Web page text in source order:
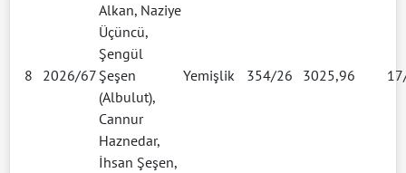
8 2026/67
Alkan, Naziye
Üçüncü,
Şengül
Şeşen
(Albulut),
Cannur
Haznedar,
İhsan Şeşen,
Yemişlik 354/26 3025,96